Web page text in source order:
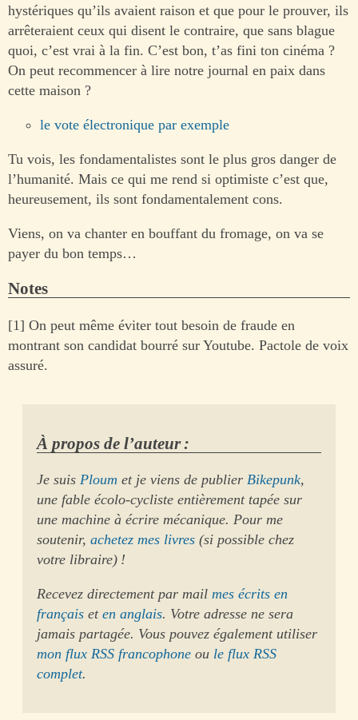
hystériques qu’ils avaient raison et que pour le prouver, ils
arrêteraient ceux qui disent le contraire, que sans blague
quoi, c’est vrai à la fin. C’est bon, t’as fini ton cinéma ?
On peut recommencer à lire notre journal en paix dans
cette maison ?
le vote électronique par exemple
Tu vois, les fondamentalistes sont le plus gros danger de
l’humanité. Mais ce qui me rend si optimiste c’est que,
heureusement, ils sont fondamentalement cons.
Viens, on va chanter en bouffant du fromage, on va se
payer du bon temps…
Notes
[1] On peut même éviter tout besoin de fraude en
montrant son candidat bourré sur Youtube. Pactole de voix
assuré.
À propos de l’auteur :
Je suisPloum et je viens de publierBikepunk,
une fable écolo-cycliste entièrement tapée sur
une machine à écrire mécanique. Pour me
soutenir,achetez mes livres (si possible chez
votre libraire) !
Recevez directement par mailmes écrits en
français eten anglais. Votre adresse ne sera
jamais partagée. Vous pouvez également utiliser
mon flux RSS francophone ou le flux RSS
complet.